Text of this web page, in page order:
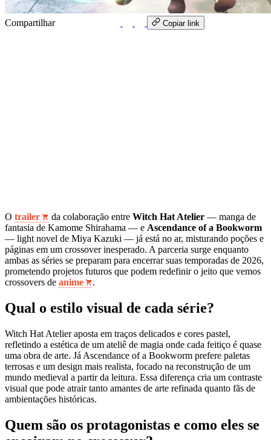
Compartilhar Copiar link
O trailer da colaboração entre Witch Hat Atelier — manga de
fantasia de Kamome Shirahama — e Ascendance of a Bookworm
— light novel de Miya Kazuki — já está no ar, misturando poções e
páginas em um crossover inesperado. A parceria surge enquanto
ambas as séries se preparam para encerrar suas temporadas de 2026,
prometendo projetos futuros que podem redefinir o jeito que vemos
crossovers de anime .
Qual o estilo visual de cada série?
Witch Hat Atelier aposta em traços delicados e cores pastel,
refletindo a estética de um ateliê de magia onde cada feitiço é quase
uma obra de arte. Já Ascendance of a Bookworm prefere paletas
terrosas e um design mais realista, focado na reconstrução de um
mundo medieval a partir da leitura. Essa diferença cria um contraste
visual que pode atrair tanto amantes de arte refinada quanto fãs de
ambientações históricas.
Quem são os protagonistas e como eles se